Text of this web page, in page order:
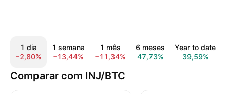
1 dia
−2,80%
1 semana
−13,44%
1 mês
−11,34%
6 meses
47,73%
Year to date
39,59%
Comparar com INJ/BTC